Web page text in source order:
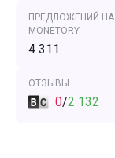
ПРЕДЛОЖЕНИЙ НА
MONETORY
4 311
ОТЗЫВЫ
0/2 132